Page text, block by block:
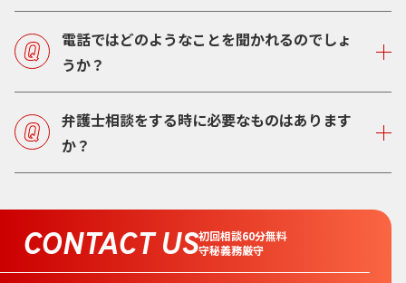
電話ではどのようなことを聞かれるのでしょ
うか？
弁護士相談をする時に必要なものはあります
か？
CONTACT US初回相談60分無料
守秘義務厳守